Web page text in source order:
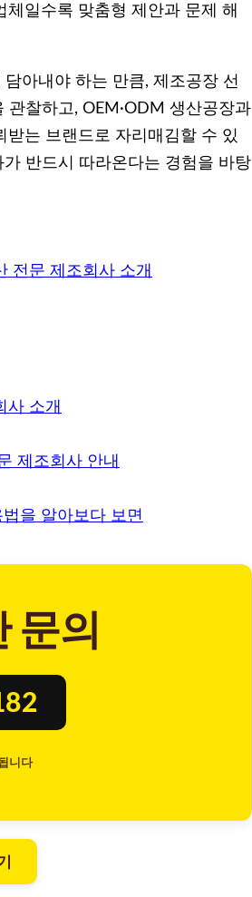
일수록 맞춤형 제안과 문제 해
아내야 하는 만큼, 제조공장 선
찰하고, OEM·ODM 생산공장과
는 브랜드로 자리매김할 수 있
반드시 따라온다는 경험을 바탕
전문 제조회사 소개
사 소개
제조회사 안내
을 알아보다 보면
문의
니다